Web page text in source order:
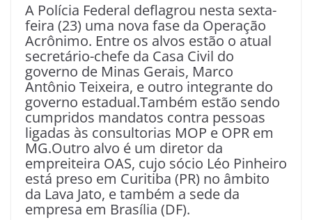
A Polícia Federal deflagrou nesta sexta-
feira (23) uma nova fase da Operação
Acrônimo. Entre os alvos estão o atual
secretário-chefe da Casa Civil do
governo de Minas Gerais, Marco
Antônio Teixeira, e outro integrante do
governo estadual.Também estão sendo
cumpridos mandatos contra pessoas
ligadas às consultorias MOP e OPR em
MG.Outro alvo é um diretor da
empreiteira OAS, cujo sócio Léo Pinheiro
está preso em Curitiba (PR) no âmbito
da Lava Jato, e também a sede da
empresa em Brasília (DF).